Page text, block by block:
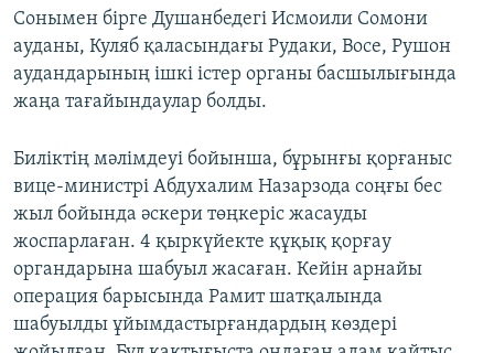
Сонымен бірге Душанбедегі Исмоили Сомони
ауданы, Куляб қаласындағы Рудаки, Восе, Рушон
аудандарының ішкі істер органы басшылығында
жаңа тағайындаулар болды.
Биліктің мәлімдеуі бойынша, бұрынғы қорғаныс
вице-министрі Абдухалим Назарзода соңғы бес
жыл бойында әскери төңкеріс жасауды
жоспарлаған. 4 қыркүйекте құқық қорғау
органдарына шабуыл жасаған. Кейін арнайы
операция барысында Рамит шатқалында
шабуылды ұйымдастырғандардың көздері